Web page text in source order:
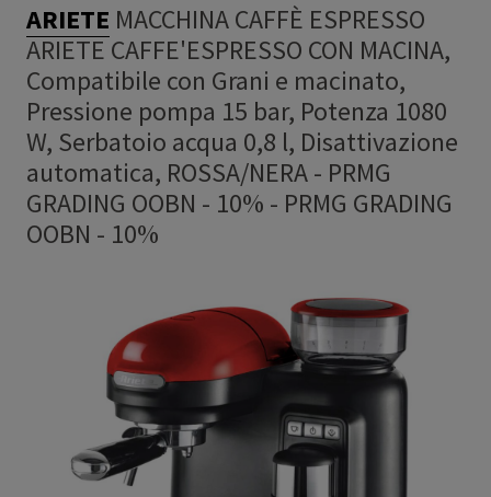
ARIETE MACCHINA CAFFÈ ESPRESSO
ARIETE CAFFE'ESPRESSO CON MACINA,
Compatibile con Grani e macinato,
Pressione pompa 15 bar, Potenza 1080
W, Serbatoio acqua 0,8 l, Disattivazione
automatica, ROSSA/NERA - PRMG
GRADING OOBN - 10% - PRMG GRADING
OOBN - 10%